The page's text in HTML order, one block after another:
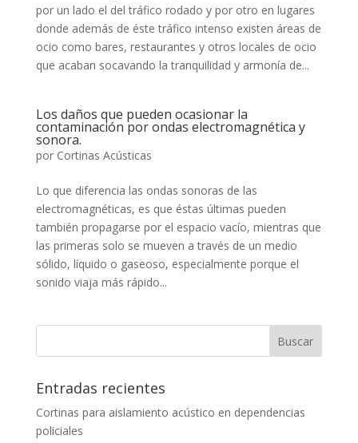
por un lado el del tráfico rodado y por otro en lugares
donde además de éste tráfico intenso existen áreas de
ocio como bares, restaurantes y otros locales de ocio
que acaban socavando la tranquilidad y armonía de...
Los daños que pueden ocasionar la
contaminación por ondas electromagnética y
sonora.
por Cortinas Acústicas
Lo que diferencia las ondas sonoras de las
electromagnéticas, es que éstas últimas pueden
también propagarse por el espacio vacío, mientras que
las primeras solo se mueven a través de un medio
sólido, líquido o gaseoso, especialmente porque el
sonido viaja más rápido...
Entradas recientes
Cortinas para aislamiento acústico en dependencias
policiales